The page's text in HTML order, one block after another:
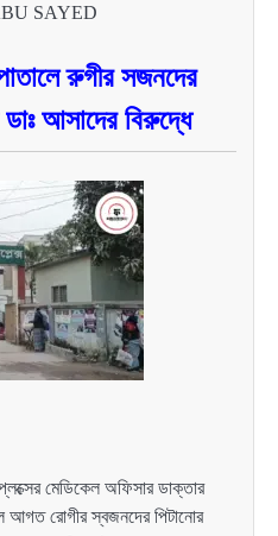
SAYED
রুগীর সজনদের
আসাদের বিরুদ্ধে
মেডিকেল অফিসার ডাক্তার
আগত রোগীর স্বজনদের পিটানোর